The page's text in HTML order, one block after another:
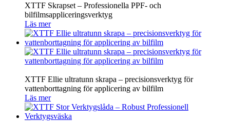
XTTF Skrapset – Professionella PPF- och
bilfilmsappliceringsverktyg
Läs mer
XTTF Ellie ultratunn skrapa – precisionsverktyg för
vattenborttagning för applicering av bilfilm
Läs mer